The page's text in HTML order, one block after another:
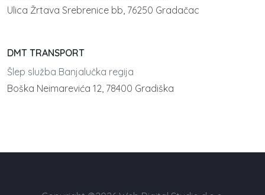
Ulica Žrtava Srebrenice bb, 76250 Gradačac
DMT TRANSPORT
Šlep služba Banjalučka regija
Boška Neimarevića 12, 78400 Gradiška